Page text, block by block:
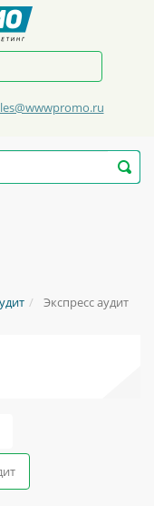
Экспресс аудит